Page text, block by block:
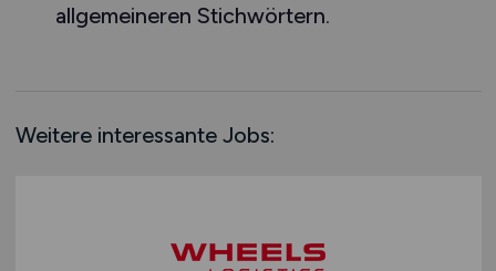
Schleswig-Holstein
Schweiz
allgemeineren Stichwörtern.
Weitere interessante Jobs: